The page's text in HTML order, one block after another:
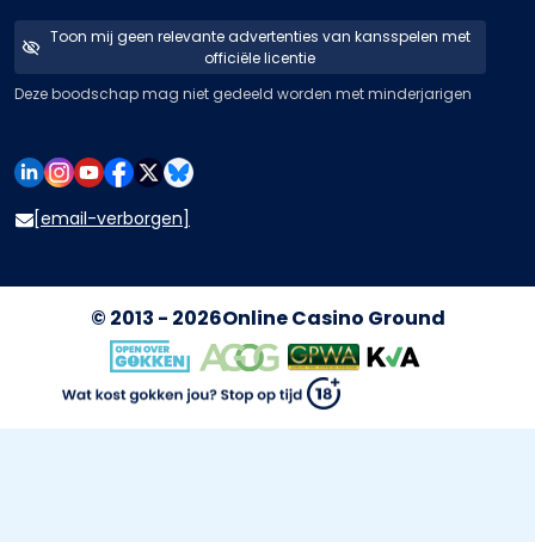
Toon mij geen relevante advertenties van kansspelen met
officiële licentie
Deze boodschap mag niet gedeeld worden met minderjarigen
[email-verborgen]
© 2013 - 2026Online Casino Ground